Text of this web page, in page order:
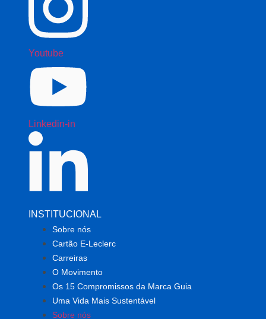
Youtube
Linkedin-in
INSTITUCIONAL
Sobre nós
Cartão E-Leclerc
Carreiras
O Movimento
Os 15 Compromissos da Marca Guia
Uma Vida Mais Sustentável
Sobre nós